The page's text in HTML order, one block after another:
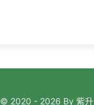
© 2020 - 2026 By 紫升